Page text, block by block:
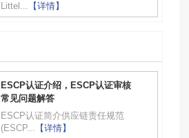
Littel... 【详情】
ESCP认证介绍，ESCP认证审核
常见问题解答
ESCP认证简介供应链责任规范
(ESCP... 【详情】